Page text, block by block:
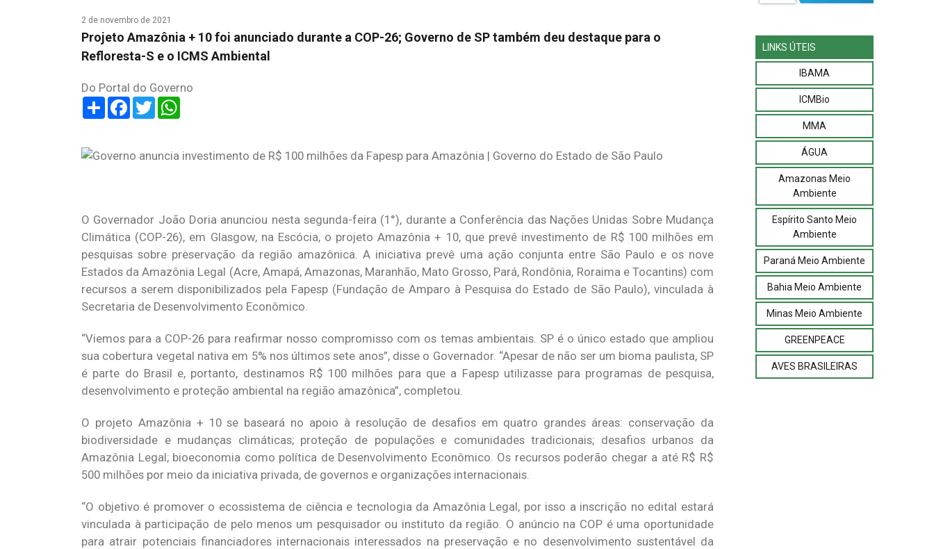
2 de novembro de 2021
Projeto Amazônia + 10 foi anunciado durante a COP-26; Governo de SP também deu destaque para o
Refloresta-S e o ICMS Ambiental
Do Portal do Governo
ShareFacebook
Twitter
O Governador João Doria anunciou nesta segunda-feira (1°), durante a Conferência das Nações Unidas Sobre Mudança
Climática (COP-26), em Glasgow, na Escócia, o projeto Amazônia + 10, que prevê investimento de R$ 100 milhões em
pesquisas sobre preservação da região amazônica. A iniciativa prevê uma ação conjunta entre São Paulo e os nove
Estados da Amazônia Legal (Acre, Amapá, Amazonas, Maranhão, Mato Grosso, Pará, Rondônia, Roraima e Tocantins) com
recursos a serem disponibilizados pela Fapesp (Fundação de Amparo à Pesquisa do Estado de São Paulo), vinculada à
Secretaria de Desenvolvimento Econômico.
“Viemos para a COP-26 para reafirmar nosso compromisso com os temas ambientais. SP é o único estado que ampliou
sua cobertura vegetal nativa em 5% nos últimos sete anos”, disse o Governador. “Apesar de não ser um bioma paulista, SP
é parte do Brasil e, portanto, destinamos R$ 100 milhões para que a Fapesp utilizasse para programas de pesquisa,
desenvolvimento e proteção ambiental na região amazônica”, completou.
O projeto Amazônia + 10 se baseará no apoio à resolução de desafios em quatro grandes áreas: conservação da
biodiversidade e mudanças climáticas; proteção de populações e comunidades tradicionais; desafios urbanos da
Amazônia Legal; bioeconomia como política de Desenvolvimento Econômico. Os recursos poderão chegar a até R$ R$
500 milhões por meio da iniciativa privada, de governos e organizações internacionais.
“O objetivo é promover o ecossistema de ciência e tecnologia da Amazônia Legal, por isso a inscrição no edital estará
vinculada à participação de pelo menos um pesquisador ou instituto da região. O anúncio na COP é uma oportunidade
para atrair potenciais financiadores internacionais interessados na preservação e no desenvolvimento sustentável da
LINKS ÚTEIS
IBAMA
ICMBio
MMA
ÁGUA
Amazonas Meio
Ambiente
Espírito Santo Meio
Ambiente
Paraná Meio Ambiente
Bahia Meio Ambiente
Minas Meio Ambiente
GREENPEACE
AVES BRASILEIRAS